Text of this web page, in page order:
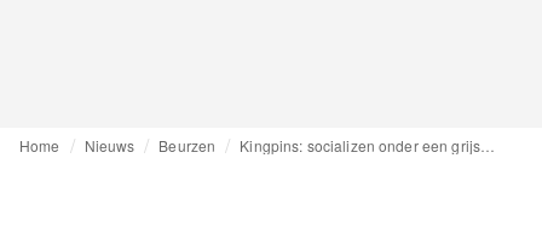
Home Nieuws Beurzen